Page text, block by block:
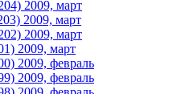
2009, март
2009, март
2009, март
2009, март
2009, февраль
2009, февраль